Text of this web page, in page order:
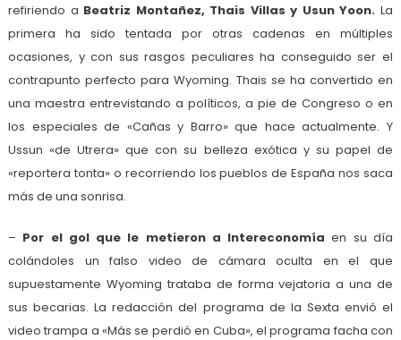
refiriendo a Beatriz Montañez, Thais Villas y Usun Yoon.La
primera ha sido tentada por otras cadenas en múltiples
ocasiones, y con sus rasgos peculiares ha conseguido ser el
contrapunto perfecto para Wyoming. Thais se ha convertido en
una maestra entrevistando a políticos, a pie de Congreso o en
los especiales de «Cañas y Barro» que hace actualmente. Y
Ussun «de Utrera» que con su belleza exótica y su papel de
«reportera tonta» o recorriendo los pueblos de España nos saca
más de una sonrisa.
– Por el gol que le metieron a Intereconomía en su día
colándoles un falso video de cámara oculta en el que
supuestamente Wyoming trataba de forma vejatoria a una de
sus becarias. La redacción del programa de la Sexta envió el
video trampa a «Más se perdió en Cuba», el programa facha con